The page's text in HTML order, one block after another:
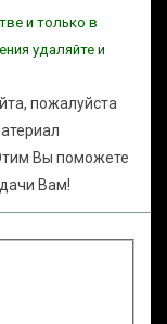
и только в
удаляйте и
пожалуйста
Вы поможете
Вам!